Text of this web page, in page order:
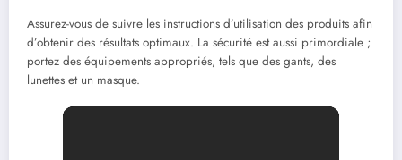
Assurez-vous de suivre les instructions d’utilisation des produits afin
d’obtenir des résultats optimaux. La sécurité est aussi primordiale ;
portez des équipements appropriés, tels que des gants, des
lunettes et un masque.